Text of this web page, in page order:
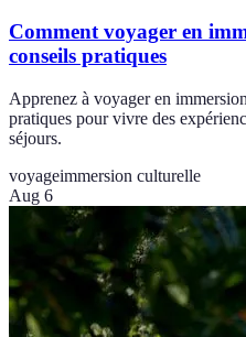
Comment voyager en
conseils pratiques
Apprenez à voyager en
pratiques pour vivre des
séjours.
voyageimmersion culturelle
Aug 6